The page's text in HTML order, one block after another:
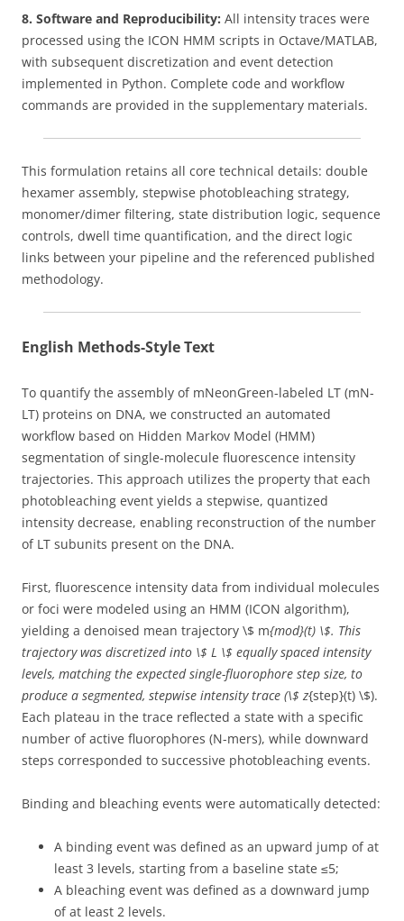
8. Software and Reproducibility: All intensity traces were
processed using the ICON HMM scripts in Octave/MATLAB,
with subsequent discretization and event detection
implemented in Python. Complete code and workflow
commands are provided in the supplementary materials.
This formulation retains all core technical details: double
hexamer assembly, stepwise photobleaching strategy,
monomer/dimer filtering, state distribution logic, sequence
controls, dwell time quantification, and the direct logic
links between your pipeline and the referenced published
methodology.
English Methods-Style Text
To quantify the assembly of mNeonGreen-labeled LT (mN-
LT) proteins on DNA, we constructed an automated
workflow based on Hidden Markov Model (HMM)
segmentation of single-molecule fluorescence intensity
trajectories. This approach utilizes the property that each
photobleaching event yields a stepwise, quantized
intensity decrease, enabling reconstruction of the number
of LT subunits present on the DNA.
First, fluorescence intensity data from individual molecules
or foci were modeled using an HMM (ICON algorithm),
yielding a denoised mean trajectory \$ m{mod}(t) \$. This
trajectory was discretized into \$ L \$ equally spaced intensity
levels, matching the expected single-fluorophore step size, to
produce a segmented, stepwise intensity trace (\$ z{step}(t) \$).
Each plateau in the trace reflected a state with a specific
number of active fluorophores (N-mers), while downward
steps corresponded to successive photobleaching events.
Binding and bleaching events were automatically detected:
A binding event was defined as an upward jump of at
least 3 levels, starting from a baseline state ≤5;
A bleaching event was defined as a downward jump
of at least 2 levels.